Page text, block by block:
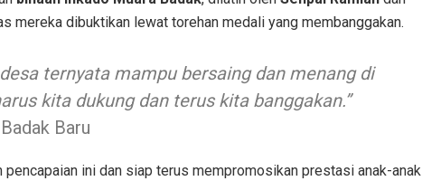
mereka dibuktikan lewat torehan medali yang membanggakan.
ternyata mampu bersaing dan menang di
kita dukung dan terus kita banggakan.”
Baru
pencapaian ini dan siap terus mempromosikan prestasi anak-anak